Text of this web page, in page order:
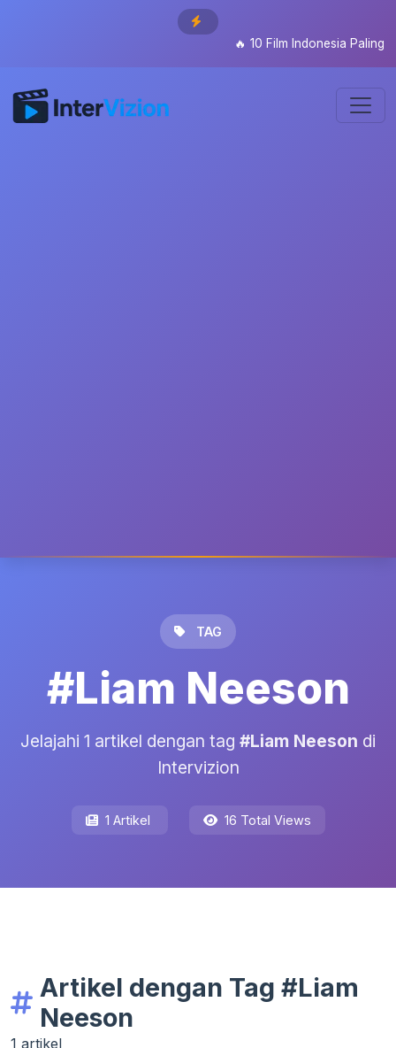
10 Film Indonesia Paling
TAG
#Liam Neeson
Jelajahi 1 artikel dengan tag #Liam Neeson di
Intervizion
1 Artikel 16 Total Views
Artikel dengan Tag #Liam
Neeson
1 artikel